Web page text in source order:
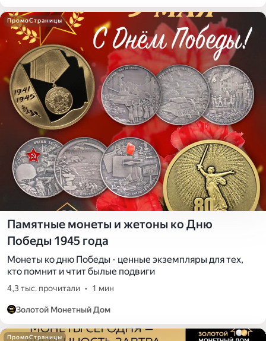
ПромоСтраницы
Памятные монеты и жетоны ко Дню
Победы 1945 года
Монеты ко дню Победы - ценные экземпляры для тех,
кто помнит и чтит былые подвиги
4,3 тыс. прочитали • 1 мин
Золотой Монетный Дом
ПромоСтраницы